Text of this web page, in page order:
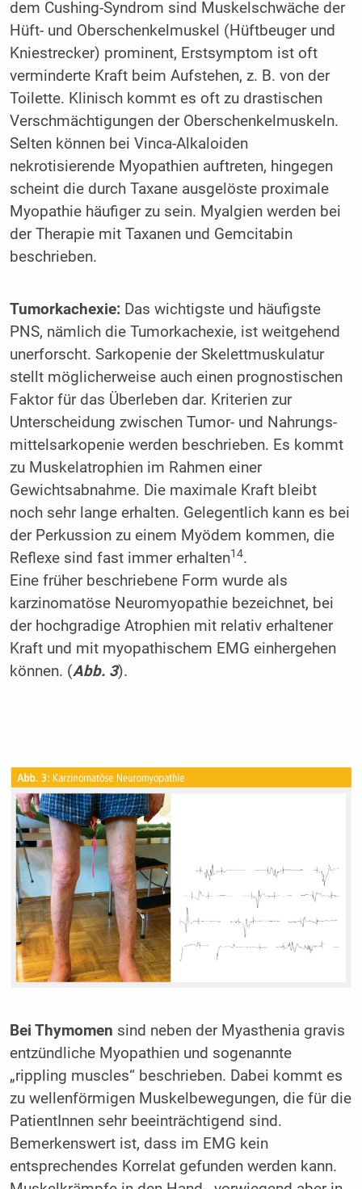
dem Cushing-Syndrom sind Muskelschwäche der
Hüft- und Oberschenkelmuskel (Hüftbeuger und
Kniestrecker) prominent, Erstsymptom ist oft
verminderte Kraft beim Aufstehen, z. B. von der
Toilette. Klinisch kommt es oft zu drastischen
Verschmächtigungen der Oberschenkelmuskeln.
Selten können bei Vinca-Alkaloiden
nekrotisierende Myopathien auftreten, hingegen
scheint die durch Taxane ausgelöste proximale
Myopathie häufiger zu sein. Myalgien werden bei
der Therapie mit Taxanen und Gemcitabin
beschrieben.
Tumorkachexie:Das wichtigste und häufigste
PNS, nämlich die Tumorkachexie, ist weitgehend
unerforscht. Sarkopenie der Skelettmuskulatur
stellt möglicherweise auch einen prognostischen
Faktor für das Überleben dar. Kriterien zur
Unterscheidung zwischen Tumor- und Nahrungs­
mittel­sarko­penie werden beschrieben. Es kommt
zu Muskelatrophien im Rahmen einer
Gewichtsabnahme. Die maximale Kraft bleibt
noch sehr lange erhalten. Gelegentlich kann es bei
der Perkussion zu einem Myödem kommen, die
Reflexe sind fast immer erhalten14.
Eine früher beschriebene Form wurde als
karzinomatöse Neuromyopathie bezeichnet, bei
der hochgradige Atrophien mit relativ erhaltener
Kraft und mit myopathischem EMG einhergehen
können. (Abb. 3).
Bei Thymomen sind neben der Myasthenia gravis
entzündliche Myopathien und sogenannte
„rippling muscles“ beschrieben. Dabei kommt es
zu wellenförmigen Muskelbewegungen, die für die
PatientInnen sehr beeinträchtigend sind.
Bemerkenswert ist, dass im EMG kein
entsprechendes Korrelat gefunden werden kann.